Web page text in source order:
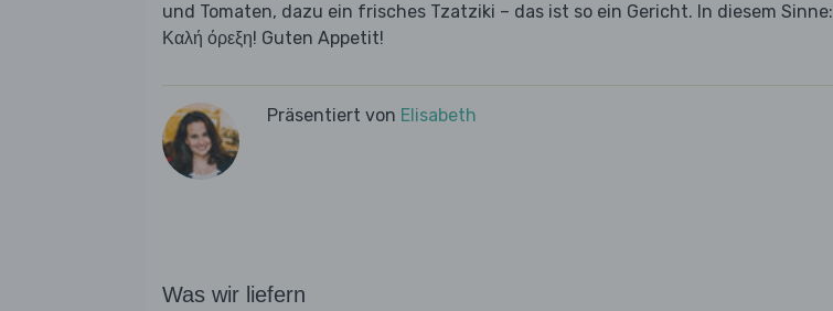
und Tomaten, dazu ein frisches Tzatziki – das ist so ein Gericht. In diesem Sinne:
Καλή όρεξη! Guten Appetit!
Präsentiert von Elisabeth
Was wir liefern